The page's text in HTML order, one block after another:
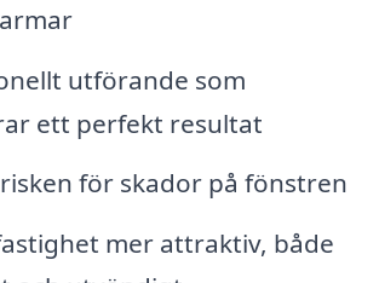
utförande som
ett perfekt resultat
för skador på fönstren
mer attraktiv, både